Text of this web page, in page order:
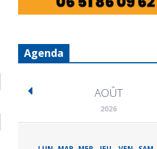
Agenda
AOÛT
2026